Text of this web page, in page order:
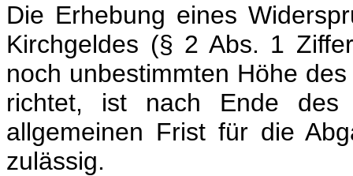
Die Erhebung eines
Kirchgeldes (§ 2 Abs. 1
noch unbestimmten Höhe
richtet, ist nach Ende des
allgemeinen Frist für die
zulässig.